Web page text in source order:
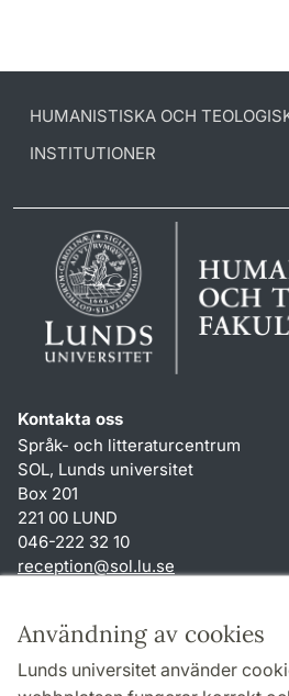
Användning av cookies
Lunds universitet använder
HUMANISTISKA OCH
INSTITUTIONER
Kontakta oss
Språk- och litteraturcentrum
SOL, Lunds universitet
Box 201
221 00 LUND
046-222 32 10
reception@sol.lu.se
Genvägar
Om webbplatsen och cookies
Behandling av personuppgifter